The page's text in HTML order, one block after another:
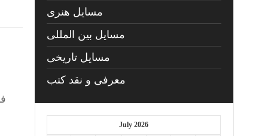
مسايل هنری
مسایل بین المللی
مسایل تاریخی
معرفی و نقد کتب
July 2026